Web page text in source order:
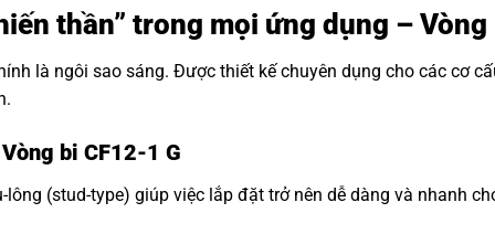
thần” trong mọi ứng dụng – Vòng
là ngôi sao sáng. Được thiết kế chuyên dụng cho các cơ
bi CF12-1 G
(stud-type) giúp việc lắp đặt trở nên dễ dàng và nhanh